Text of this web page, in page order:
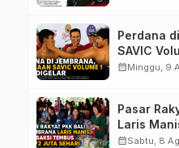
Perdana
SAVIC
calendar_monthMinggu, 9
Pasar
Laris
Rp.672
calendar_monthSabtu, 8